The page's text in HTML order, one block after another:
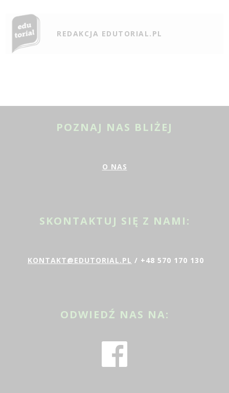
REDAKCJA EDUTORIAL.PL
POZNAJ NAS BLIŻEJ
O NAS
SKONTAKTUJ SIĘ Z NAMI:
KONTAKT@EDUTORIAL.PL / +48 570 170 130
ODWIEDŹ NAS NA: